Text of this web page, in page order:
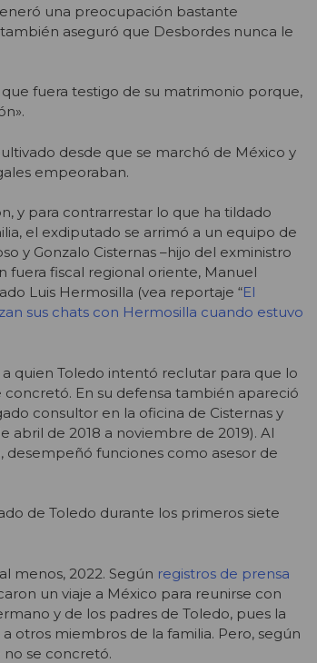
una preocupación bastante
aseguró que Desbordes nunca le
fuera testigo de su matrimonio porque,
desde que se marchó de México y
empeoraban.
y para contrarrestar lo que ha tildado
el exdiputado se arrimó a un equipo de
y Gonzalo Cisternas –hijo del exministro
fuera fiscal regional oriente, Manuel
Luis Hermosilla (vea reportaje “El
sus chats con Hermosilla cuando estuvo
a quien Toledo intentó reclutar para que lo
En su defensa también apareció
consultor en la oficina de Cisternas y
de 2018 a noviembre de 2019). Al
funciones como asesor de
de Toledo durante los primeros siete
menos, 2022. Según registros de prensa
un viaje a México para reunirse con
y de los padres de Toledo, pues la
otros miembros de la familia. Pero, según
no se concretó.